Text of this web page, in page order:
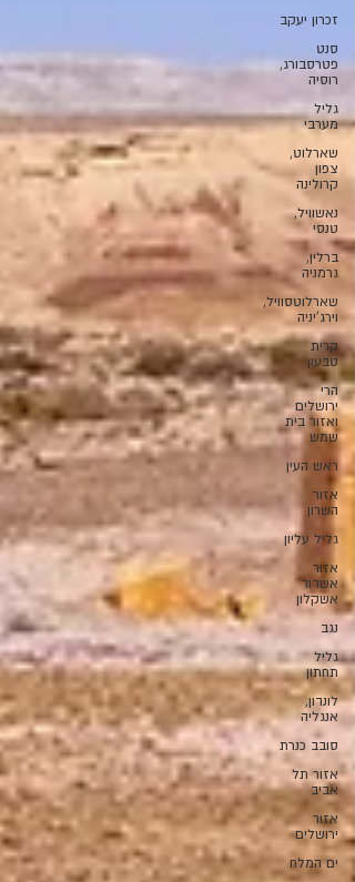
זכרון יעקב
סנט
פטרסבורג,
רוסיה
גליל
מערבי
שארלוט,
צפון
קרולינה
נאשוויל,
טנסי
ברלין,
גרמניה
שארלוטסוויל,
וירג'יניה
קרית
טבעון
הרי
ירושלים
ואזור בית
שמש
ראש העין
אזור
השרון
גליל עליון
אזור
אשדוד
אשקלון
נגב
גליל
תחתון
לונדון,
אנגליה
סובב כנרת
אזור תל
אביב
אזור
ירושלים
ים המלח